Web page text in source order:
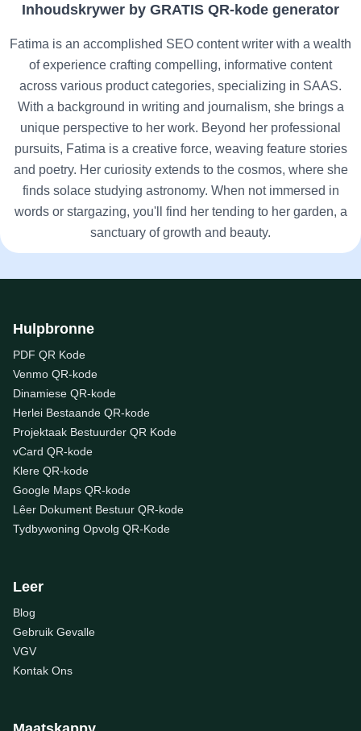
Inhoudskrywer by GRATIS QR-kode generator
Fatima is an accomplished SEO content writer with a wealth
of experience crafting compelling, informative content
across various product categories, specializing in SAAS.
With a background in writing and journalism, she brings a
unique perspective to her work. Beyond her professional
pursuits, Fatima is a creative force, weaving feature stories
and poetry. Her curiosity extends to the cosmos, where she
finds solace studying astronomy. When not immersed in
words or stargazing, you'll find her tending to her garden, a
sanctuary of growth and beauty.
Hulpbronne
PDF QR Kode
Venmo QR-kode
Dinamiese QR-kode
Herlei Bestaande QR-kode
Projektaak Bestuurder QR Kode
vCard QR-kode
Klere QR-kode
Google Maps QR-kode
Lêer Dokument Bestuur QR-kode
Tydbywoning Opvolg QR-Kode
Leer
Blog
Gebruik Gevalle
VGV
Kontak Ons